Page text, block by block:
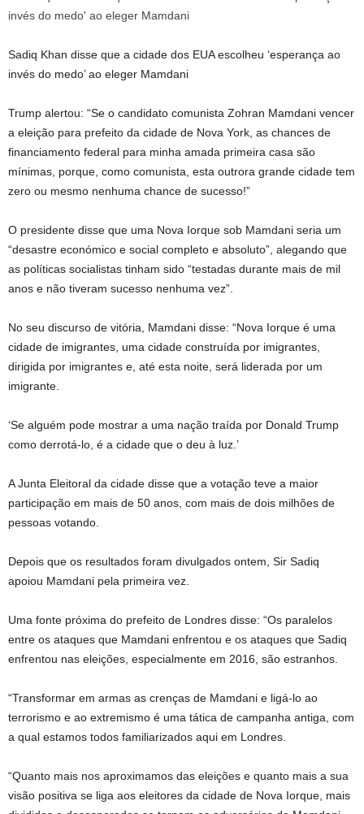
Sadiq Khan disse que a cidade dos EUA escolheu ‘esperança ao
invés do medo’ ao eleger Mamdani
Trump alertou: “Se o candidato comunista Zohran Mamdani vencer
a eleição para prefeito da cidade de Nova York, as chances de
financiamento federal para minha amada primeira casa são
mínimas, porque, como comunista, esta outrora grande cidade tem
zero ou mesmo nenhuma chance de sucesso!”
O presidente disse que uma Nova Iorque sob Mamdani seria um
“desastre económico e social completo e absoluto”, alegando que
as políticas socialistas tinham sido “testadas durante mais de mil
anos e não tiveram sucesso nenhuma vez”.
No seu discurso de vitória, Mamdani disse: “Nova Iorque é uma
cidade de imigrantes, uma cidade construída por imigrantes,
dirigida por imigrantes e, até esta noite, será liderada por um
imigrante.
‘Se alguém pode mostrar a uma nação traída por Donald Trump
como derrotá-lo, é a cidade que o deu à luz.’
A Junta Eleitoral da cidade disse que a votação teve a maior
participação em mais de 50 anos, com mais de dois milhões de
pessoas votando.
Depois que os resultados foram divulgados ontem, Sir Sadiq
apoiou Mamdani pela primeira vez.
Uma fonte próxima do prefeito de Londres disse: “Os paralelos
entre os ataques que Mamdani enfrentou e os ataques que Sadiq
enfrentou nas eleições, especialmente em 2016, são estranhos.
“Transformar em armas as crenças de Mamdani e ligá-lo ao
terrorismo e ao extremismo é uma tática de campanha antiga, com
a qual estamos todos familiarizados aqui em Londres.
“Quanto mais nos aproximamos das eleições e quanto mais a sua
visão positiva se liga aos eleitores da cidade de Nova Iorque, mais